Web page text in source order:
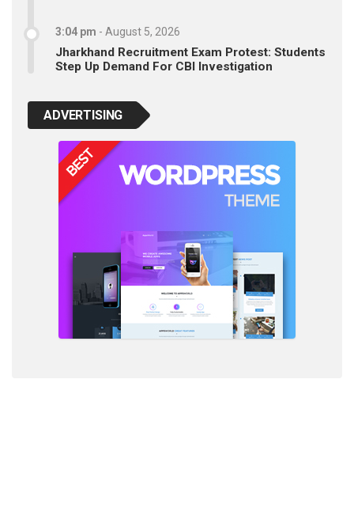
3:04 pm - August 5, 2026
Jharkhand Recruitment Exam Protest: Students
Step Up Demand For CBI Investigation
ADVERTISING